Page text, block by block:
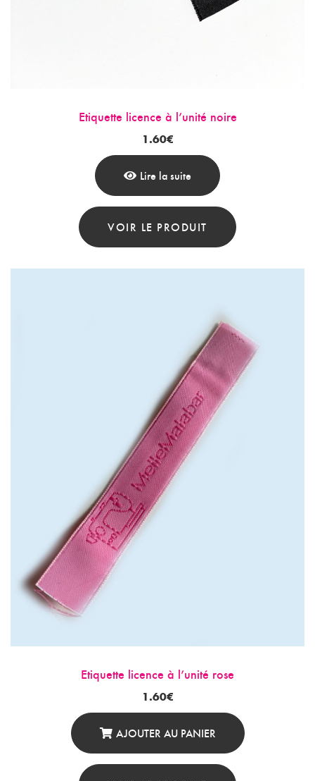
Etiquette licence à l’unité noire
1.60€
Lire la suite
VOIR LE PRODUIT
Etiquette licence à l’unité rose
1.60€
AJOUTER AU PANIER